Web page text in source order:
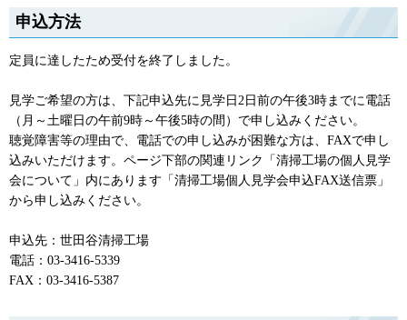
申込方法
定員に達したため受付を終了しました。
見学ご希望の方は、下記申込先に見学日2日前の午後3時までに電話
（月～土曜日の午前9時～午後5時の間）で申し込みください。
聴覚障害等の理由で、電話での申し込みが困難な方は、FAXで申し
込みいただけます。ページ下部の関連リンク「清掃工場の個人見学
会について」内にあります「清掃工場個人見学会申込FAX送信票」
から申し込みください。
申込先：世田谷清掃工場
電話：03-3416-5339
FAX：03-3416-5387